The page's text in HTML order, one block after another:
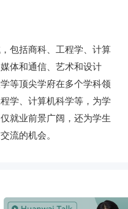
包括商科、工程学、计算
体和通信、艺术和设计
等顶尖学府在多个学科领
学、计算机科学等，为学
就业前景广阔，还为学生
流的机会。